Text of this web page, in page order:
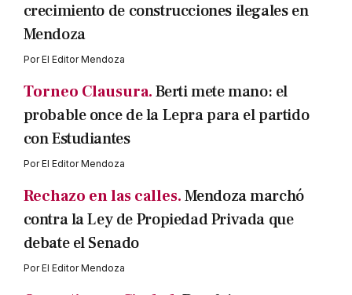
crecimiento de construcciones ilegales en
Mendoza
PorEl Editor Mendoza
Torneo Clausura.Berti mete mano: el
probable once de la Lepra para el partido
con Estudiantes
PorEl Editor Mendoza
Rechazo en las calles.Mendoza marchó
contra la Ley de Propiedad Privada que
debate el Senado
PorEl Editor Mendoza